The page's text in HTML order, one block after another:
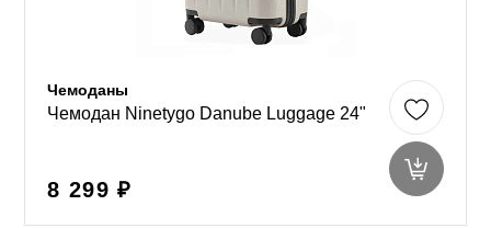
Чемоданы
Чемодан Ninetygo Danube Luggage 24"
8 299 ₽